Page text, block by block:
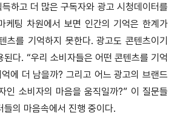
하고 더 많은 구독자와 광고 시청데이터를
케팅 차원에서 보면 인간의 기억은 한계가
츠를 기억하지 못한다. 광고도 콘텐츠이기
된다. “우리 소비자들은 어떤 콘텐츠를 기억
에 더 남을까? 그리고 어느 광고의 브랜드
인 소비자의 마음을 움직일까?” 이 질문들
들의 마음속에서 진행 중이다.